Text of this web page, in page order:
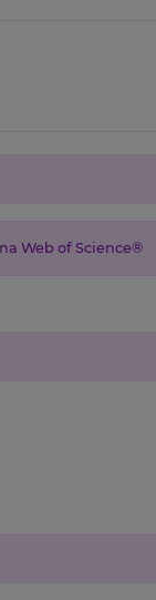
Web of Science®